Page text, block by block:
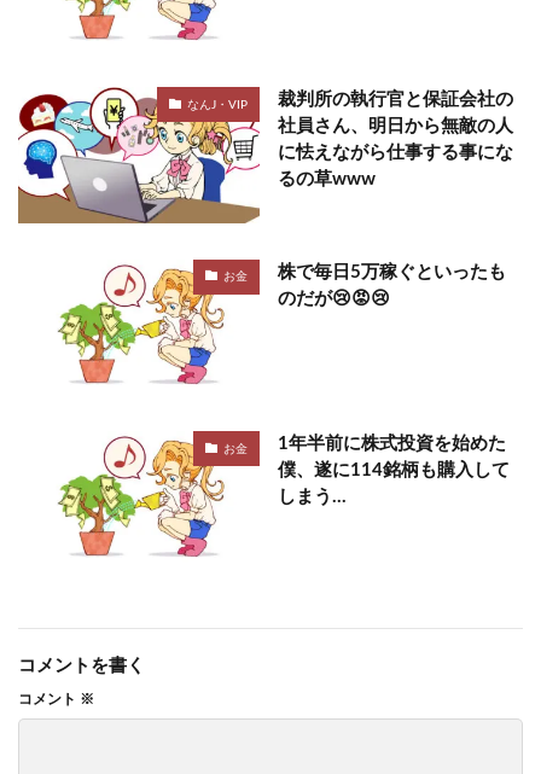
なんJ・VIP
裁判所の執行官と保証会社の
社員さん、明日から無敵の人
に怯えながら仕事する事にな
るの草www
お金
株で毎日5万稼ぐといったも
のだが😢😡😢
お金
1年半前に株式投資を始めた
僕、遂に114銘柄も購入して
しまう…
コメントを書く
コメント ※